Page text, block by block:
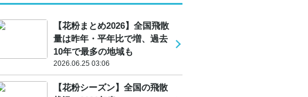
【花粉まとめ2026】全国飛散
量は昨年・平年比で増、過去
10年で最多の地域も
2026.06.25 03:06
【花粉シーズン】全国の飛散